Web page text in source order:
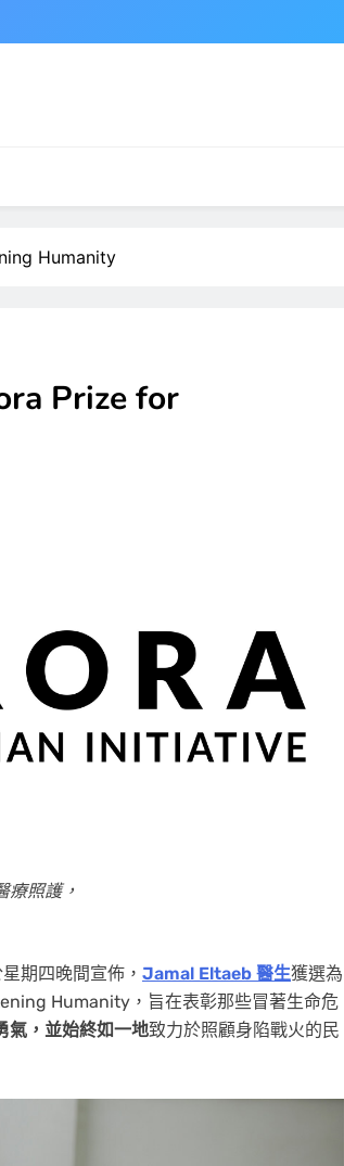
Humanity
Prize for
療照護，
期四晚間宣佈， Jamal Eltaeb 醫生獲選為
Humanity，旨在表彰那些冒著生命危
氣，並始終如一地致力於照顧身陷戰火的民